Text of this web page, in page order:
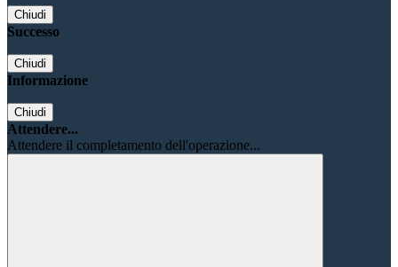
Chiudi
Successo
Chiudi
Informazione
Chiudi
Attendere...
Attendere il completamento dell'operazione...